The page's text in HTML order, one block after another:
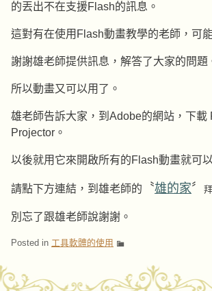
的丟出不在支援Flash的訊息。
這對有在使用Flash動畫教學的老師，可
謝謝雄老師提供訊息，解答了大家的問題
所以動畫又可以用了。
雄老師告訴大家，到Adobe的網站，下載
Projector。
以後就用它來開啟所有的Flash動畫就可
請點下方連結，到雄老師的 〝雄的家〞
別忘了跟雄老師說謝謝。
Posted in 工具軟體的使用